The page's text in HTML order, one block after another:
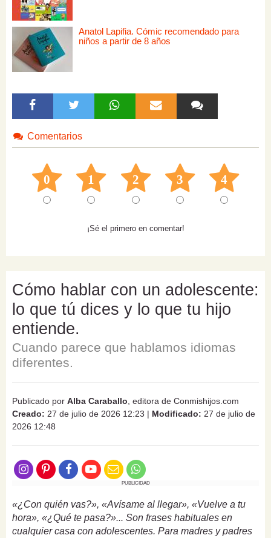
Anatol Lapifia. Cómic recomendado para
niños a partir de 8 años
Comentarios
0 1 2 3 4
¡Sé el primero en comentar!
Cómo hablar con un adolescente:
lo que tú dices y lo que tu hijo
entiende.
Cuando parece que hablamos idiomas
diferentes.
Publicado por Alba Caraballo , editora de Conmishijos.com
Creado: 27 de julio de 2026 12:23 | Modificado: 27 de julio de
2026 12:48
PUBLICIDAD
«¿Con quién vas?», «Avísame al llegar», «Vuelve a tu
hora», «¿Qué te pasa?»... Son frases habituales en
cualquier casa con adolescentes. Para madres y padres